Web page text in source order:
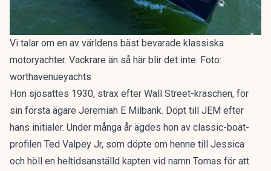
Vi talar om en av världens bäst bevarade klassiska
motoryachter. Vackrare än så här blir det inte. Foto:
worthavenueyachts
Hon sjösattes 1930, strax efter Wall Street-kraschen, för
sin första ägare Jeremiah E Milbank. Döpt till JEM efter
hans initialer. Under många år ägdes hon av classic-boat-
profilen Ted Valpey Jr, som döpte om henne till Jessica
och höll en heltidsanställd kapten vid namn Tomas för att